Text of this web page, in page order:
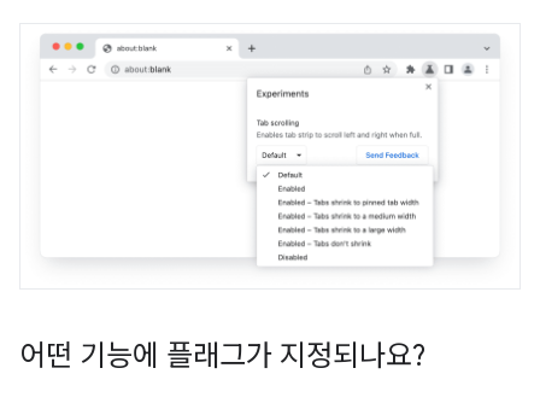
어떤 기능에 플래그가 지정되나요?